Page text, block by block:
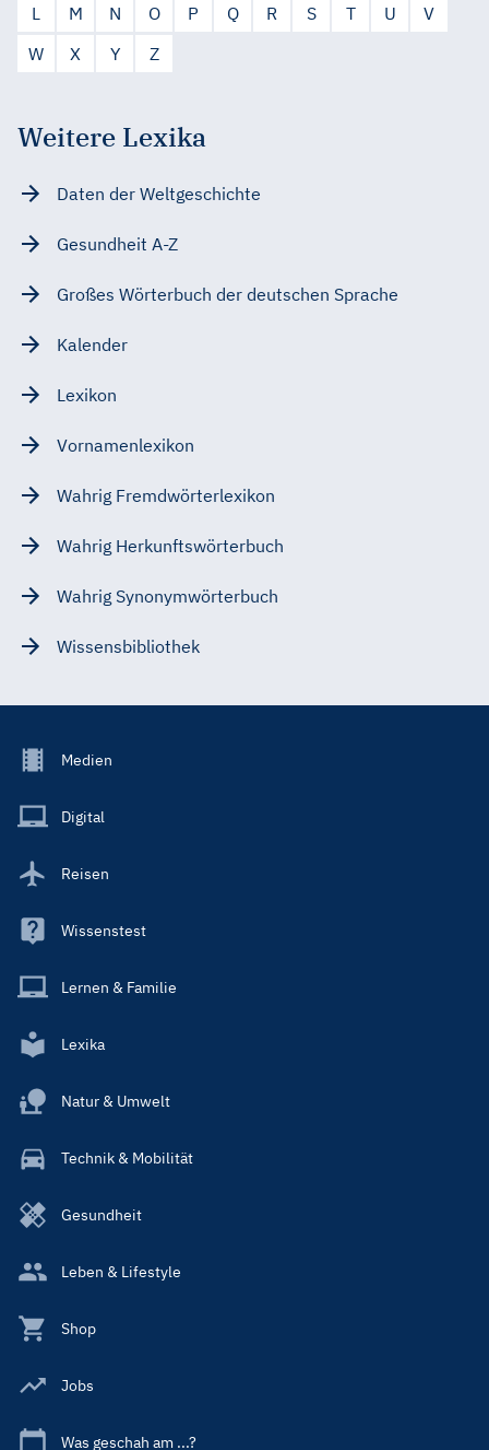
L
M N O P Q R S T U
V
W
X Y Z
Weitere Lexika
Daten der Weltgeschichte
Gesundheit A-Z
Großes Wörterbuch der deutschen Sprache
Kalender
Lexikon
Vornamenlexikon
Wahrig Fremdwörterlexikon
Wahrig Herkunftswörterbuch
Wahrig Synonymwörterbuch
Wissensbibliothek
Footer
Main
Medien
Digital
Reisen
Wissenstest
Lernen & Familie
Lexika
Natur & Umwelt
Technik & Mobilität
Gesundheit
Leben & Lifestyle
Shop
Jobs
Was geschah am ...?